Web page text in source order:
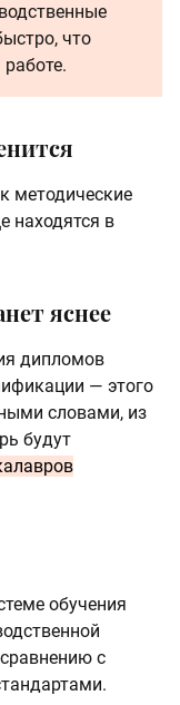
что
методические
находятся в
яснее
дипломов
— этого
словами, из
будут
обучения
с